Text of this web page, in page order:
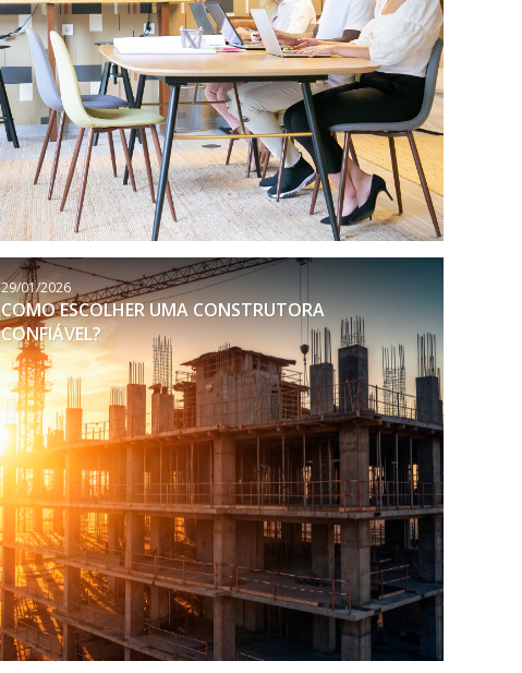
29/01/2026
COMO ESCOLHER UMA CONSTRUTORA
CONFIÁVEL?